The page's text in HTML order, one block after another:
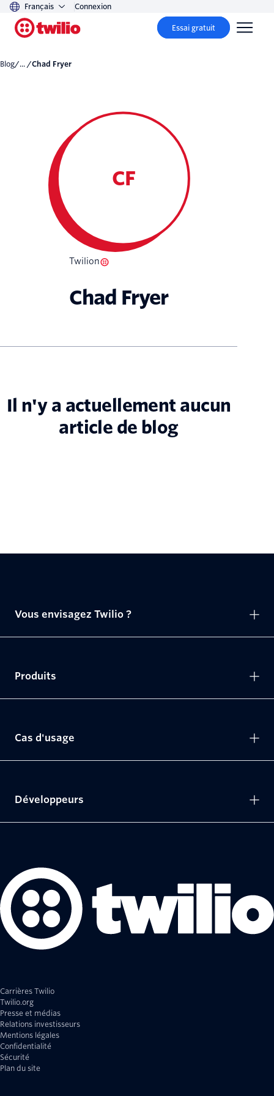
Français Connexion
Essai gratuit
Blog/... / Chad Fryer
CF
Twilion
Chad Fryer
Il n'y a actuellement aucun
article de blog
Carrières Twilio
Twilio.org
Presse et médias
Relations investisseurs
Mentions légales
Confidentialité
Sécurité
Plan du site
Vous envisagez Twilio ?
Produits
Cas d'usage
Développeurs